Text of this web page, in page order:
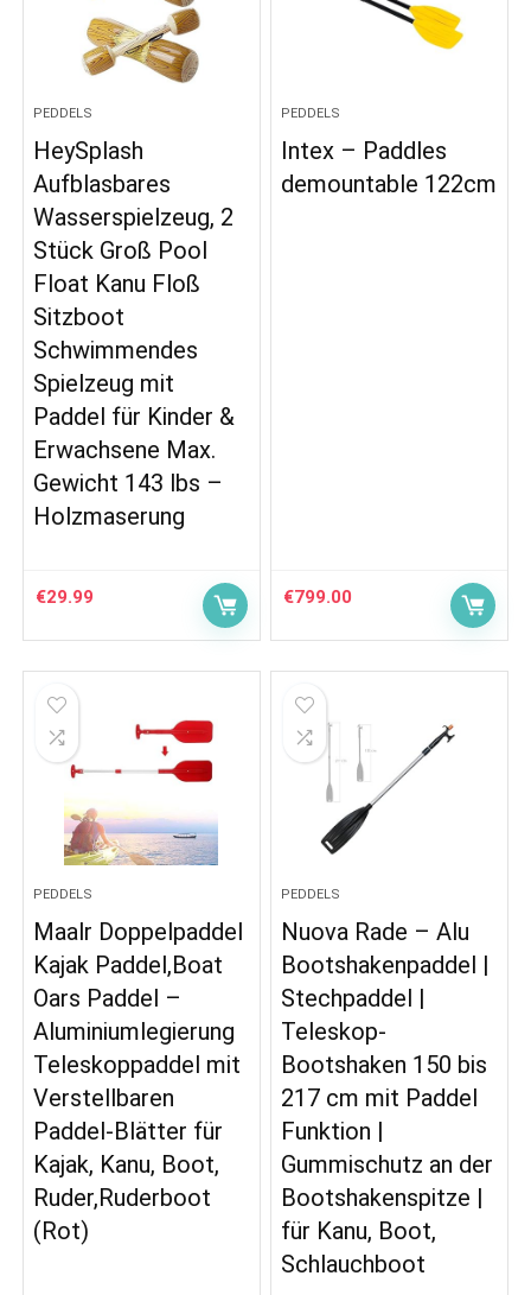
PEDDELS
HeySplash
Aufblasbares
Wasserspielzeug, 2
Stück Groß Pool
Float Kanu Floß
Sitzboot
Schwimmendes
Spielzeug mit
Paddel für Kinder &
Erwachsene Max.
Gewicht 143 lbs –
Holzmaserung
€29.99
PEDDELS
Intex – Paddles
demountable 122cm
€799.00
PEDDELS
Maalr Doppelpaddel
Kajak Paddel,Boat
Oars Paddel –
Aluminiumlegierung
Teleskoppaddel mit
Verstellbaren
Paddel-Blätter für
Kajak, Kanu, Boot,
Ruder,Ruderboot
(Rot)
PEDDELS
Nuova Rade – Alu
Bootshakenpaddel |
Stechpaddel |
Teleskop-
Bootshaken 150 bis
217 cm mit Paddel
Funktion |
Gummischutz an der
Bootshakenspitze |
für Kanu, Boot,
Schlauchboot